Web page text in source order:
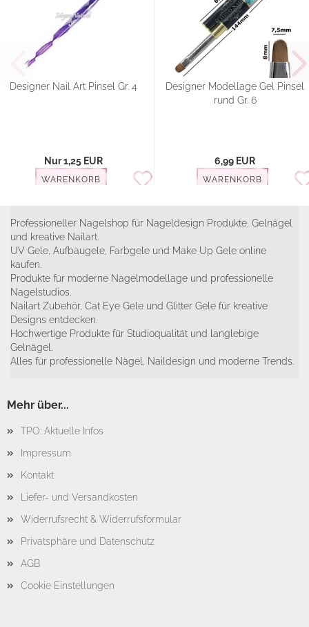
Designer Nail Art Pinsel Gr. 4
Nur 1,25 EUR
WARENKORB
Designer Modellage Gel Pinsel
rund Gr. 6
6,99 EUR
WARENKORB
Professioneller Nagelshop für Nageldesign Produkte, Gelnägel
und kreative Nailart.
UV Gele, Aufbaugele, Farbgele und Make Up Gele online
kaufen.
Produkte für moderne Nagelmodellage und professionelle
Nagelstudios.
Nailart Zubehör, Cat Eye Gele und Glitter Gele für kreative
Designs entdecken.
Hochwertige Produkte für Studioqualität und langlebige
Gelnägel.
Alles für professionelle Nägel, Naildesign und moderne Trends.
Mehr über...
TPO: Aktuelle Infos
Impressum
Kontakt
Liefer- und Versandkosten
Widerrufsrecht & Widerrufsformular
Privatsphäre und Datenschutz
AGB
Cookie Einstellungen